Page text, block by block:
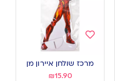
to
wishlist
מרכז שולחן איירון מן
₪15.90